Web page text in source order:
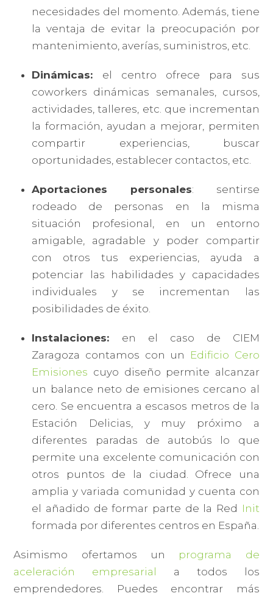
necesidades del momento. Además, tiene
la ventaja de evitar la preocupación por
mantenimiento, averías, suministros, etc.
Dinámicas: el centro ofrece para sus
coworkers dinámicas semanales, cursos,
actividades, talleres, etc. que incrementan
la formación, ayudan a mejorar, permiten
compartir experiencias, buscar
oportunidades, establecer contactos, etc.
Aportaciones personales: sentirse
rodeado de personas en la misma
situación profesional, en un entorno
amigable, agradable y poder compartir
con otros tus experiencias, ayuda a
potenciar las habilidades y capacidades
individuales y se incrementan las
posibilidades de éxito.
Instalaciones: en el caso de CIEM
Zaragoza contamos con un
Edificio Cero
Emisiones cuyo diseño permite alcanzar
un balance neto de emisiones cercano al
cero. Se encuentra a escasos metros de la
Estación Delicias, y muy próximo a
diferentes paradas de autobús lo que
permite una excelente comunicación con
otros puntos de la ciudad. Ofrece una
amplia y variada comunidad y cuenta con
el añadido de formar parte de la Red Init
formada por diferentes centros en España.
Asimismo ofertamos un programa de
aceleración empresarial
a todos los
emprendedores. Puedes encontrar más